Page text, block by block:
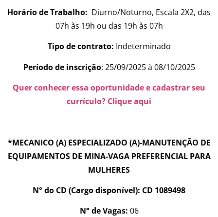
Horário de Trabalho: Diurno/Noturno, Escala 2X2, das
07h às 19h ou das 19h às 07h
Tipo de contrato: Indeterminado
Período de inscrição: 25/09/2025 à 08/10/2025
Quer conhecer essa oportunidade e cadastrar seu
currículo? Clique aqui
*MECANICO (A) ESPECIALIZADO (A)-MANUTENÇÃO DE
EQUIPAMENTOS DE MINA-VAGA PREFERENCIAL PARA
MULHERES
N° do CD (Cargo disponível): CD 1089498
N° de Vagas: 06